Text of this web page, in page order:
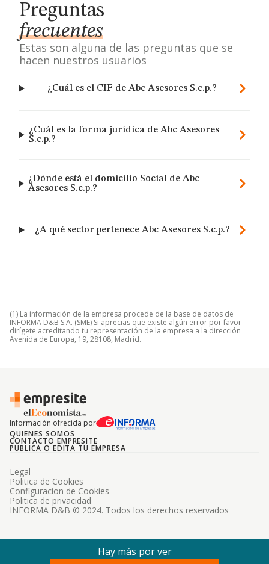
Preguntas
frecuentes
Estas son alguna de las preguntas que se
hacen nuestros usuarios
¿Cuál es el CIF de Abc Asesores S.c.p.?
¿Cuál es la forma jurídica de Abc Asesores
S.c.p.?
¿Dónde está el domicilio Social de Abc
Asesores S.c.p.?
¿A qué sector pertenece Abc Asesores S.c.p.?
(1) La información de la empresa procede de la base de datos de
INFORMA D&B S.A. (SME) Si aprecias que existe algún error por favor
dirígete acreditando tu representación de la empresa a la dirección
Avenida de Europa, 19, 28108, Madrid.
Información ofrecida por
QUIENES SOMOS
CONTACTO EMPRESITE
PUBLICA O EDITA TU EMPRESA
INFORMA D&B © 2024. Todos los derechos reservados
Legal
Politica de Cookies
Configuracion de Cookies
Politica de privacidad
Hay más por ver